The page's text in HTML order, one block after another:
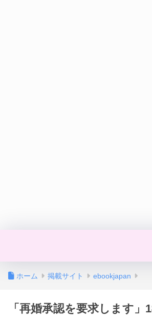
ホーム 掲載サイト ebookjapan
「再婚承認を要求します」